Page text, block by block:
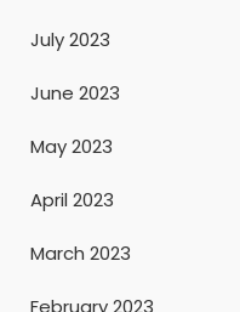
July 2023
June 2023
May 2023
April 2023
March 2023
February 2023